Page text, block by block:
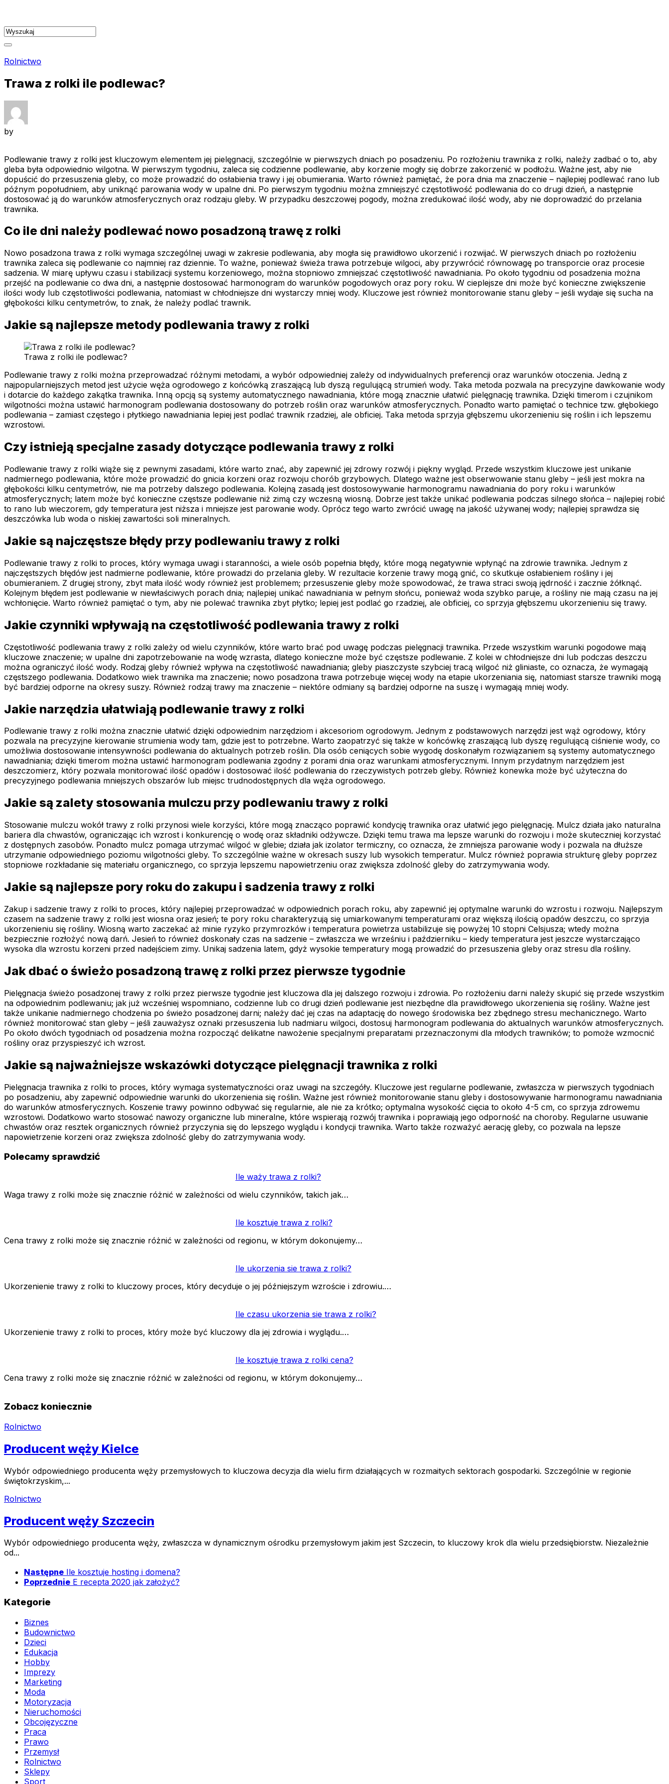
content
Rolnictwo
Trawa z rolki ile podlewac?
by
Podlewanie trawy z rolki jest kluczowym elementem jej pielęgnacji, szczególnie w pierwszych dniach po posadzeniu. Po rozłożeniu trawnika z rolki, należy zadbać o to, aby
gleba była odpowiednio wilgotna. W pierwszym tygodniu, zaleca się codzienne podlewanie, aby korzenie mogły się dobrze zakorzenić w podłożu. Ważne jest, aby nie
dopuścić do przesuszenia gleby, co może prowadzić do osłabienia trawy i jej obumierania. Warto również pamiętać, że pora dnia ma znaczenie – najlepiej podlewać rano lub
późnym popołudniem, aby uniknąć parowania wody w upalne dni. Po pierwszym tygodniu można zmniejszyć częstotliwość podlewania do co drugi dzień, a następnie
dostosować ją do warunków atmosferycznych oraz rodzaju gleby. W przypadku deszczowej pogody, można zredukować ilość wody, aby nie doprowadzić do przelania
trawnika.
Co ile dni należy podlewać nowo posadzoną trawę z rolki
Nowo posadzona trawa z rolki wymaga szczególnej uwagi w zakresie podlewania, aby mogła się prawidłowo ukorzenić i rozwijać. W pierwszych dniach po rozłożeniu
trawnika zaleca się podlewanie co najmniej raz dziennie. To ważne, ponieważ świeża trawa potrzebuje wilgoci, aby przywrócić równowagę po transporcie oraz procesie
sadzenia. W miarę upływu czasu i stabilizacji systemu korzeniowego, można stopniowo zmniejszać częstotliwość nawadniania. Po około tygodniu od posadzenia można
przejść na podlewanie co dwa dni, a następnie dostosować harmonogram do warunków pogodowych oraz pory roku. W cieplejsze dni może być konieczne zwiększenie
ilości wody lub częstotliwości podlewania, natomiast w chłodniejsze dni wystarczy mniej wody. Kluczowe jest również monitorowanie stanu gleby – jeśli wydaje się sucha na
głębokości kilku centymetrów, to znak, że należy podlać trawnik.
Jakie są najlepsze metody podlewania trawy z rolki
Trawa z rolki ile podlewac?
Podlewanie trawy z rolki można przeprowadzać różnymi metodami, a wybór odpowiedniej zależy od indywidualnych preferencji oraz warunków otoczenia. Jedną z
najpopularniejszych metod jest użycie węża ogrodowego z końcówką zraszającą lub dyszą regulującą strumień wody. Taka metoda pozwala na precyzyjne dawkowanie wody
i dotarcie do każdego zakątka trawnika. Inną opcją są systemy automatycznego nawadniania, które mogą znacznie ułatwić pielęgnację trawnika. Dzięki timerom i czujnikom
wilgotności można ustawić harmonogram podlewania dostosowany do potrzeb roślin oraz warunków atmosferycznych. Ponadto warto pamiętać o technice tzw. głębokiego
podlewania – zamiast częstego i płytkiego nawadniania lepiej jest podlać trawnik rzadziej, ale obficiej. Taka metoda sprzyja głębszemu ukorzenieniu się roślin i ich lepszemu
wzrostowi.
Czy istnieją specjalne zasady dotyczące podlewania trawy z rolki
Podlewanie trawy z rolki wiąże się z pewnymi zasadami, które warto znać, aby zapewnić jej zdrowy rozwój i piękny wygląd. Przede wszystkim kluczowe jest unikanie
nadmiernego podlewania, które może prowadzić do gnicia korzeni oraz rozwoju chorób grzybowych. Dlatego ważne jest obserwowanie stanu gleby – jeśli jest mokra na
głębokości kilku centymetrów, nie ma potrzeby dalszego podlewania. Kolejną zasadą jest dostosowywanie harmonogramu nawadniania do pory roku i warunków
atmosferycznych; latem może być konieczne częstsze podlewanie niż zimą czy wczesną wiosną. Dobrze jest także unikać podlewania podczas silnego słońca – najlepiej robić
to rano lub wieczorem, gdy temperatura jest niższa i mniejsze jest parowanie wody. Oprócz tego warto zwrócić uwagę na jakość używanej wody; najlepiej sprawdza się
deszczówka lub woda o niskiej zawartości soli mineralnych.
Jakie są najczęstsze błędy przy podlewaniu trawy z rolki
Podlewanie trawy z rolki to proces, który wymaga uwagi i staranności, a wiele osób popełnia błędy, które mogą negatywnie wpłynąć na zdrowie trawnika. Jednym z
najczęstszych błędów jest nadmierne podlewanie, które prowadzi do przelania gleby. W rezultacie korzenie trawy mogą gnić, co skutkuje osłabieniem rośliny i jej
obumieraniem. Z drugiej strony, zbyt mała ilość wody również jest problemem; przesuszenie gleby może spowodować, że trawa straci swoją jędrność i zacznie żółknąć.
Kolejnym błędem jest podlewanie w niewłaściwych porach dnia; najlepiej unikać nawadniania w pełnym słońcu, ponieważ woda szybko paruje, a rośliny nie mają czasu na jej
wchłonięcie. Warto również pamiętać o tym, aby nie polewać trawnika zbyt płytko; lepiej jest podlać go rzadziej, ale obficiej, co sprzyja głębszemu ukorzenieniu się trawy.
Jakie czynniki wpływają na częstotliwość podlewania trawy z rolki
Częstotliwość podlewania trawy z rolki zależy od wielu czynników, które warto brać pod uwagę podczas pielęgnacji trawnika. Przede wszystkim warunki pogodowe mają
kluczowe znaczenie; w upalne dni zapotrzebowanie na wodę wzrasta, dlatego konieczne może być częstsze podlewanie. Z kolei w chłodniejsze dni lub podczas deszczu
można ograniczyć ilość wody. Rodzaj gleby również wpływa na częstotliwość nawadniania; gleby piaszczyste szybciej tracą wilgoć niż gliniaste, co oznacza, że wymagają
częstszego podlewania. Dodatkowo wiek trawnika ma znaczenie; nowo posadzona trawa potrzebuje więcej wody na etapie ukorzeniania się, natomiast starsze trawniki mogą
być bardziej odporne na okresy suszy. Również rodzaj trawy ma znaczenie – niektóre odmiany są bardziej odporne na suszę i wymagają mniej wody.
Jakie narzędzia ułatwiają podlewanie trawy z rolki
Podlewanie trawy z rolki można znacznie ułatwić dzięki odpowiednim narzędziom i akcesoriom ogrodowym. Jednym z podstawowych narzędzi jest wąż ogrodowy, który
pozwala na precyzyjne kierowanie strumienia wody tam, gdzie jest to potrzebne. Warto zaopatrzyć się także w końcówkę zraszającą lub dyszę regulującą ciśnienie wody, co
umożliwia dostosowanie intensywności podlewania do aktualnych potrzeb roślin. Dla osób ceniących sobie wygodę doskonałym rozwiązaniem są systemy automatycznego
nawadniania; dzięki timerom można ustawić harmonogram podlewania zgodny z porami dnia oraz warunkami atmosferycznymi. Innym przydatnym narzędziem jest
deszczomierz, który pozwala monitorować ilość opadów i dostosować ilość podlewania do rzeczywistych potrzeb gleby. Również konewka może być użyteczna do
precyzyjnego podlewania mniejszych obszarów lub miejsc trudnodostępnych dla węża ogrodowego.
Jakie są zalety stosowania mulczu przy podlewaniu trawy z rolki
Stosowanie mulczu wokół trawy z rolki przynosi wiele korzyści, które mogą znacząco poprawić kondycję trawnika oraz ułatwić jego pielęgnację. Mulcz działa jako naturalna
bariera dla chwastów, ograniczając ich wzrost i konkurencję o wodę oraz składniki odżywcze. Dzięki temu trawa ma lepsze warunki do rozwoju i może skuteczniej korzystać
z dostępnych zasobów. Ponadto mulcz pomaga utrzymać wilgoć w glebie; działa jak izolator termiczny, co oznacza, że zmniejsza parowanie wody i pozwala na dłuższe
utrzymanie odpowiedniego poziomu wilgotności gleby. To szczególnie ważne w okresach suszy lub wysokich temperatur. Mulcz również poprawia strukturę gleby poprzez
stopniowe rozkładanie się materiału organicznego, co sprzyja lepszemu napowietrzeniu oraz zwiększa zdolność gleby do zatrzymywania wody.
Jakie są najlepsze pory roku do zakupu i sadzenia trawy z rolki
Zakup i sadzenie trawy z rolki to proces, który najlepiej przeprowadzać w odpowiednich porach roku, aby zapewnić jej optymalne warunki do wzrostu i rozwoju. Najlepszym
czasem na sadzenie trawy z rolki jest wiosna oraz jesień; te pory roku charakteryzują się umiarkowanymi temperaturami oraz większą ilością opadów deszczu, co sprzyja
ukorzenieniu się rośliny. Wiosną warto zaczekać aż minie ryzyko przymrozków i temperatura powietrza ustabilizuje się powyżej 10 stopni Celsjusza; wtedy można
bezpiecznie rozłożyć nową darń. Jesień to również doskonały czas na sadzenie – zwłaszcza we wrześniu i październiku – kiedy temperatura jest jeszcze wystarczająco
wysoka dla wzrostu korzeni przed nadejściem zimy. Unikaj sadzenia latem, gdyż wysokie temperatury mogą prowadzić do przesuszenia gleby oraz stresu dla rośliny.
Jak dbać o świeżo posadzoną trawę z rolki przez pierwsze tygodnie
Pielęgnacja świeżo posadzonej trawy z rolki przez pierwsze tygodnie jest kluczowa dla jej dalszego rozwoju i zdrowia. Po rozłożeniu darni należy skupić się przede wszystkim
na odpowiednim podlewaniu; jak już wcześniej wspomniano, codzienne lub co drugi dzień podlewanie jest niezbędne dla prawidłowego ukorzenienia się rośliny. Ważne jest
także unikanie nadmiernego chodzenia po świeżo posadzonej darni; należy dać jej czas na adaptację do nowego środowiska bez zbędnego stresu mechanicznego. Warto
również monitorować stan gleby – jeśli zauważysz oznaki przesuszenia lub nadmiaru wilgoci, dostosuj harmonogram podlewania do aktualnych warunków atmosferycznych.
Po około dwóch tygodniach od posadzenia można rozpocząć delikatne nawożenie specjalnymi preparatami przeznaczonymi dla młodych trawników; to pomoże wzmocnić
rośliny oraz przyspieszyć ich wzrost.
Jakie są najważniejsze wskazówki dotyczące pielęgnacji trawnika z rolki
Pielęgnacja trawnika z rolki to proces, który wymaga systematyczności oraz uwagi na szczegóły. Kluczowe jest regularne podlewanie, zwłaszcza w pierwszych tygodniach
po posadzeniu, aby zapewnić odpowiednie warunki do ukorzenienia się roślin. Ważne jest również monitorowanie stanu gleby i dostosowywanie harmonogramu nawadniania
do warunków atmosferycznych. Koszenie trawy powinno odbywać się regularnie, ale nie za krótko; optymalna wysokość cięcia to około 4-5 cm, co sprzyja zdrowemu
wzrostowi. Dodatkowo warto stosować nawozy organiczne lub mineralne, które wspierają rozwój trawnika i poprawiają jego odporność na choroby. Regularne usuwanie
chwastów oraz resztek organicznych również przyczynia się do lepszego wyglądu i kondycji trawnika. Warto także rozważyć aerację gleby, co pozwala na lepsze
napowietrzenie korzeni oraz zwiększa zdolność gleby do zatrzymywania wody.
Polecamy sprawdzić
Ile waży trawa z rolki?
Waga trawy z rolki może się znacznie różnić w zależności od wielu czynników, takich jak…
Ile kosztuje trawa z rolki?
Cena trawy z rolki może się znacznie różnić w zależności od regionu, w którym dokonujemy…
Ile ukorzenia sie trawa z rolki?
Ukorzenienie trawy z rolki to kluczowy proces, który decyduje o jej późniejszym wzroście i zdrowiu.…
Ile czasu ukorzenia sie trawa z rolki?
Ukorzenienie trawy z rolki to proces, który może być kluczowy dla jej zdrowia i wyglądu.…
Ile kosztuje trawa z rolki cena?
Cena trawy z rolki może się znacznie różnić w zależności od regionu, w którym dokonujemy…
Zobacz koniecznie
Rolnictwo
Producent węży Kielce
Wybór odpowiedniego producenta węży przemysłowych to kluczowa decyzja dla wielu firm działających w rozmaitych sektorach gospodarki. Szczególnie w regionie
świętokrzyskim,...
Rolnictwo
Producent węży Szczecin
Wybór odpowiedniego producenta węży, zwłaszcza w dynamicznym ośrodku przemysłowym jakim jest Szczecin, to kluczowy krok dla wielu przedsiębiorstw. Niezależnie
od...
Następne Ile kosztuje hosting i domena?
Poprzednie E recepta 2020 jak założyć?
Kategorie
Biznes
Budownictwo
Dzieci
Edukacja
Hobby
Imprezy
Marketing
Moda
Motoryzacja
Nieruchomości
Obcojęzyczne
Praca
Prawo
Przemysł
Rolnictwo
Sklepy
Sport